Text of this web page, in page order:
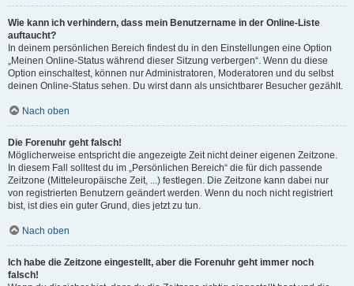
Wie kann ich verhindern, dass mein Benutzername in der Online-Liste
auftaucht?
In deinem persönlichen Bereich findest du in den Einstellungen eine Option
„Meinen Online-Status während dieser Sitzung verbergen“. Wenn du diese
Option einschaltest, können nur Administratoren, Moderatoren und du selbst
deinen Online-Status sehen. Du wirst dann als unsichtbarer Besucher gezählt.
Nach oben
Die Forenuhr geht falsch!
Möglicherweise entspricht die angezeigte Zeit nicht deiner eigenen Zeitzone.
In diesem Fall solltest du im „Persönlichen Bereich“ die für dich passende
Zeitzone (Mitteleuropäische Zeit, ...) festlegen. Die Zeitzone kann dabei nur
von registrierten Benutzern geändert werden. Wenn du noch nicht registriert
bist, ist dies ein guter Grund, dies jetzt zu tun.
Nach oben
Ich habe die Zeitzone eingestellt, aber die Forenuhr geht immer noch
falsch!